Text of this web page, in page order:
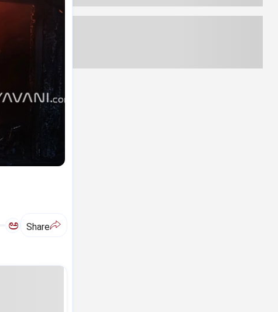
ಅ Share